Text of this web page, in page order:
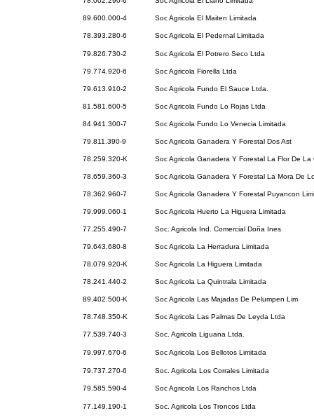
89.600.000-4 Soc Agricola El Maiten Limitada
78.393.280-6 Soc Agricola El Pedernal Limitada
79.826.730-2 Soc Agricola El Potrero Seco Ltda
79.774.920-6 Soc Agricola Fiorella Ltda
79.613.910-2 Soc Agricola Fundo El Sauce Ltda.
81.581.600-5 Soc Agricola Fundo Lo Rojas Ltda
84.941.300-7 Soc Agricola Fundo Lo Venecia Limitada
79.811.390-9 Soc Agricola Ganadera Y Forestal Dos Ast
78.259.320-K Soc Agricola Ganadera Y Forestal La Flor De La
78.659.360-3 Soc Agricola Ganadera Y Forestal La Mora De
78.362.960-7 Soc Agricola Ganadera Y Forestal Puyancon
79.999.060-1 Soc Agricola Huerto La Higuera Limitada
77.255.490-7 Soc. Agricola Ind. Comercial Doña Ines
79.643.680-8 Soc Agricola La Herradura Limitada
78.079.920-K Soc Agricola La Higuera Limitada
78.241.440-2 Soc Agricola La Quintrala Limitada
89.402.500-K Soc Agricola Las Majadas De Pelumpen Lim
78.748.350-K Soc Agricola Las Palmas De Leyda Ltda
77.539.740-3 Soc. Agricola Liguana Ltda.
79.997.670-6 Soc Agricola Los Bellotos Limitada
79.737.270-6 Soc. Agricola Los Corrales Limitada
79.585.590-4 Soc Agricola Los Ranchos Ltda
77.149.190-1 Soc. Agricola Los Troncos Ltda